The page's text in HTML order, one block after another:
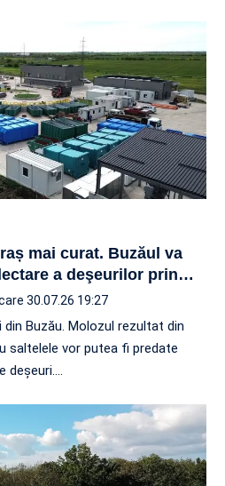
mai curat. Buzăul va
a deşeurilor prin…
30.07.26 19:27
Buzău. Molozul rezultat din
saltelele vor putea fi predate
deșeuri.…